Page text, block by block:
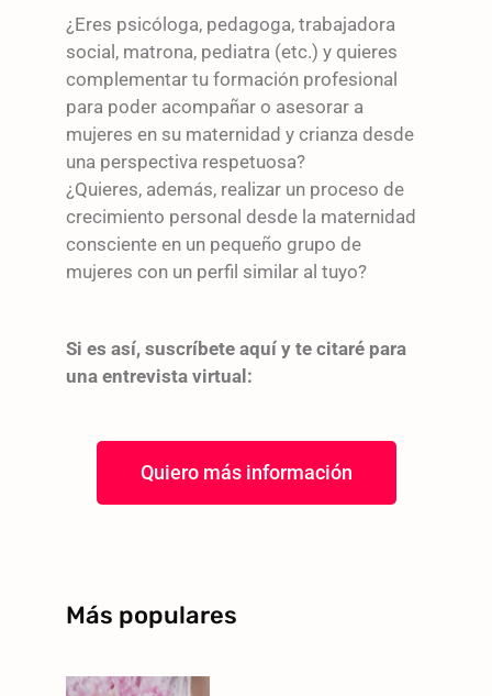
¿Eres psicóloga, pedagoga, trabajadora
social, matrona, pediatra (etc.) y quieres
complementar tu formación profesional
para poder acompañar o asesorar a
mujeres en su maternidad y crianza desde
una perspectiva respetuosa?
¿Quieres, además, realizar un proceso de
crecimiento personal desde la maternidad
consciente en un pequeño grupo de
mujeres con un perfil similar al tuyo?
Si es así, suscríbete aquí y te citaré para
una entrevista virtual:
Quiero más información
Más populares